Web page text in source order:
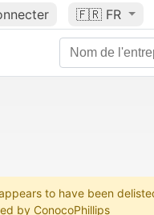
🇫🇷 FR
to have been
by ConocoPhillips